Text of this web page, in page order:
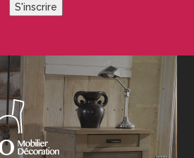
S'inscrire